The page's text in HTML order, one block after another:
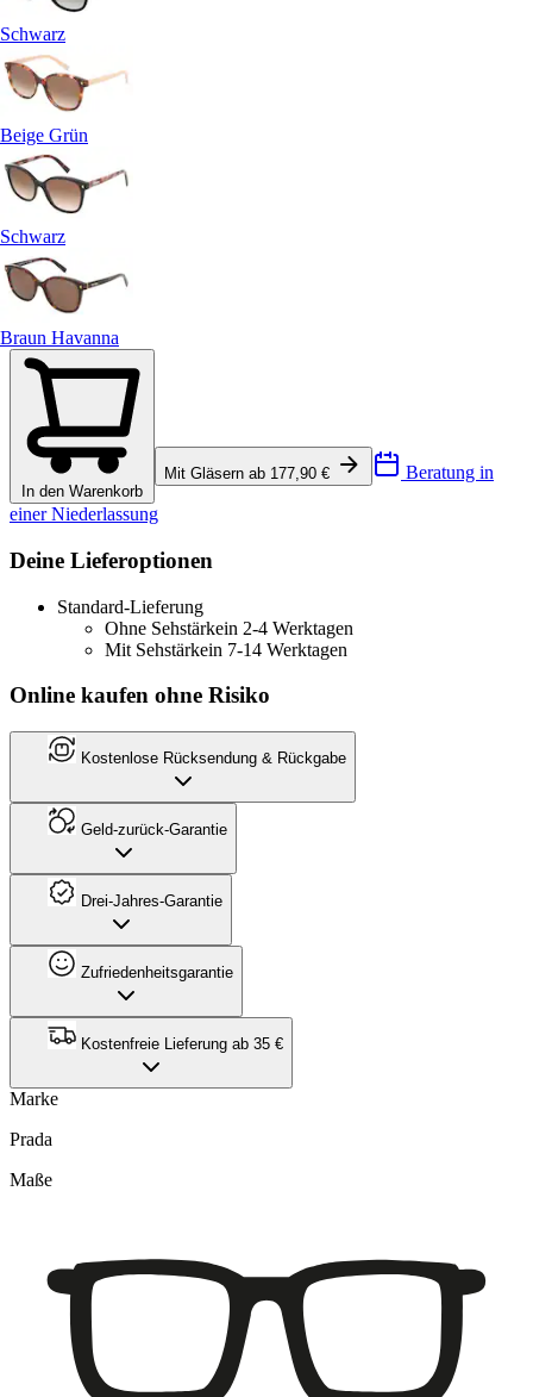
Schwarz
Beige Grün
Schwarz
Braun Havanna
In den Warenkorb
Mit Gläsern ab 177,90 € Beratung in
einer Niederlassung
Deine Lieferoptionen
Standard-Lieferung
Ohne Sehstärkein 2-4 Werktagen
Mit Sehstärkein 7-14 Werktagen
Online kaufen ohne Risiko
Kostenlose Rücksendung & Rückgabe
Geld-zurück-Garantie
Drei-Jahres-Garantie
Zufriedenheitsgarantie
Kostenfreie Lieferung ab 35 €
Marke
Prada
Maße